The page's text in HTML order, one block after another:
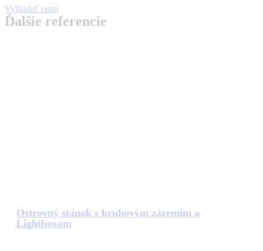
Vyžiadať cenu
Ďalšie referencie
Ostrovný stánok s kruhovým zázemím a
Lightboxom